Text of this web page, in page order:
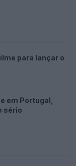
para lançar o
em Portugal,
sério